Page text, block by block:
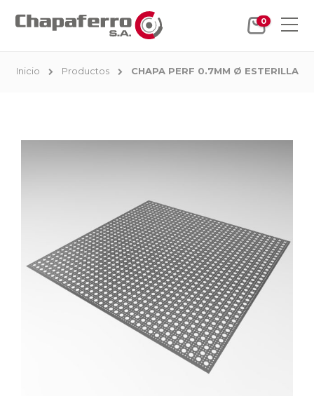
0
Inicio Productos CHAPA PERF 0.7MM Ø ESTERILLA